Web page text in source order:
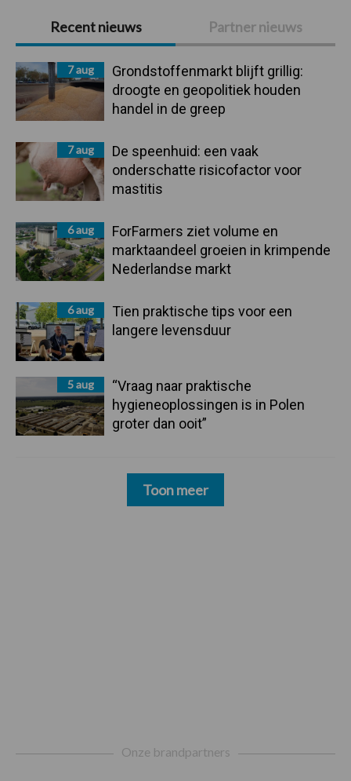
Primaire
Sidebar
Recent nieuws Partner nieuws
7 aug
Grondstoffenmarkt blijft grillig:
droogte en geopolitiek houden
handel in de greep
7 aug
De speenhuid: een vaak
onderschatte risicofactor voor
mastitis
6 aug
ForFarmers ziet volume en
marktaandeel groeien in krimpende
Nederlandse markt
6 aug
Tien praktische tips voor een
langere levensduur
5 aug
“Vraag naar praktische
hygieneoplossingen is in Polen
groter dan ooit”
Toon meer
Onze brandpartners